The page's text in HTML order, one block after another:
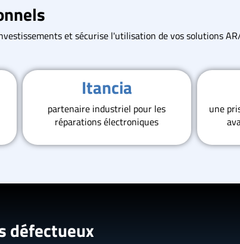
et sécurise l'utilisation de vos solutions
Itancia
partenaire industriel pour les
réparations électroniques
une
défectueux